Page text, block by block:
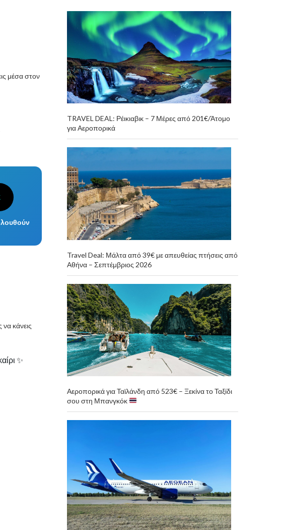
μέσα στον
να κάνεις
✨
TRAVEL DEAL: Ρέικιαβικ – 7 Μέρες από 201€/Άτομο
για Αεροπορικά
Travel Deal: Μάλτα από 39€ με απευθείας πτήσεις από
Αθήνα – Σεπτέμβριος 2026
Αεροπορικά για Ταϊλάνδη από 523€ – Ξεκίνα το Ταξίδι
σου στη Μπανγκόκ